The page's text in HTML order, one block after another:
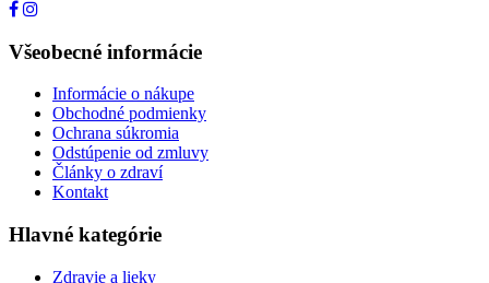
Všeobecné informácie
Informácie o nákupe
Obchodné podmienky
Ochrana súkromia
Odstúpenie od zmluvy
Články o zdraví
Kontakt
Hlavné kategórie
Zdravie a lieky